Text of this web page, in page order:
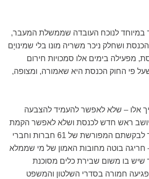
במיוחד לנוכח העובדה שממשלת המעבר,
ושחלק ניכר משריה מונו בלי שמינויָם
מפעילה בימים אלו סמכויות חירום
שעל פי החוק הכנסת היא שאמורה, ומצופה,
אלו – שלא לאפשר להעמיד להצבעה
ראש חדש לכנסת ושלא לאפשר הקמת
ועדה מסדרת, בניגוד לבקשתם המפורשת של 61 חברות וחברי
חריגה בוטה מחובות האמון של מי שממלא
שיש בו משום שבירת כלים מסוכנת
חמורה בסדרי השלטון והמשפט